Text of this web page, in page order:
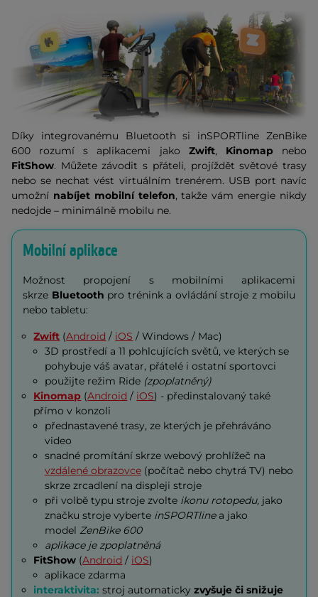
Díky integrovanému Bluetooth si inSPORTline ZenBike
600 rozumí s aplikacemi jako Zwift, Kinomap nebo
FitShow. Můžete závodit s přáteli, projíždět světové trasy
nebo se nechat vést virtuálním trenérem. USB port navíc
umožní nabíjet mobilní telefon, takže vám energie nikdy
nedojde – minimálně mobilu ne.
Mobilní aplikace
Možnost propojení s mobilními aplikacemi
skrze Bluetooth pro trénink a ovládání stroje z mobilu
nebo tabletu:
Zwift (Android / iOS / Windows / Mac)
3D prostředí a 11 pohlcujících světů, ve kterých se
pohybuje váš avatar, přátelé i ostatní sportovci
použijte režim Ride (zpoplatněný)
Kinomap (Android / iOS) - předinstalovaný také
přímo v konzoli
přednastavené trasy, ze kterých je přehráváno
video
snadné promítání skrze webový prohlížeč na
vzdálené obrazovce(počítač nebo chytrá TV) nebo
skrze zrcadlení na displeji stroje
při volbě typu stroje zvolte ikonu rotopedu, jako
značku stroje vyberte inSPORTlinea jako
model ZenBike 600
aplikace je zpoplatněná
FitShow (Android / iOS)
aplikace zdarma
interaktivita:stroj automaticky zvyšuje či snižuje